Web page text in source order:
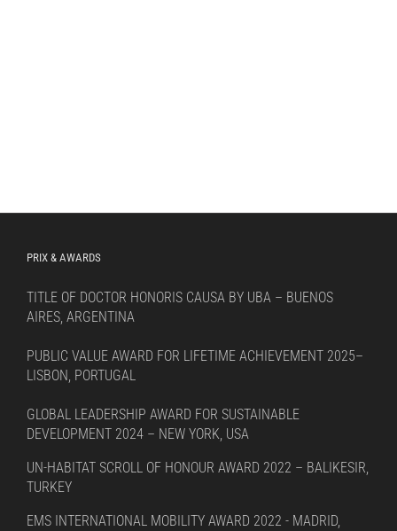
PRIX & AWARDS
TITLE OF DOCTOR HONORIS CAUSA BY UBA – BUENOS
AIRES, ARGENTINA
PUBLIC VALUE AWARD FOR LIFETIME ACHIEVEMENT 2025–
LISBON, PORTUGAL
GLOBAL LEADERSHIP AWARD FOR SUSTAINABLE
DEVELOPMENT 2024 – NEW YORK, USA
UN-HABITAT SCROLL OF HONOUR AWARD 2022 – BALIKESIR,
TURKEY
EMS INTERNATIONAL MOBILITY AWARD 2022 - MADRID,